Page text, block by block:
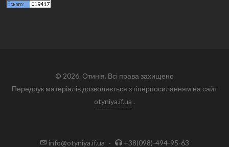
© 2026. Отинія. Всі права захищено
Передрук матеріалів дозволяється з гіперпосиланням на сайт
otyniya.if.ua .
info@otyniya.if.ua · +38(098)-494-95-63